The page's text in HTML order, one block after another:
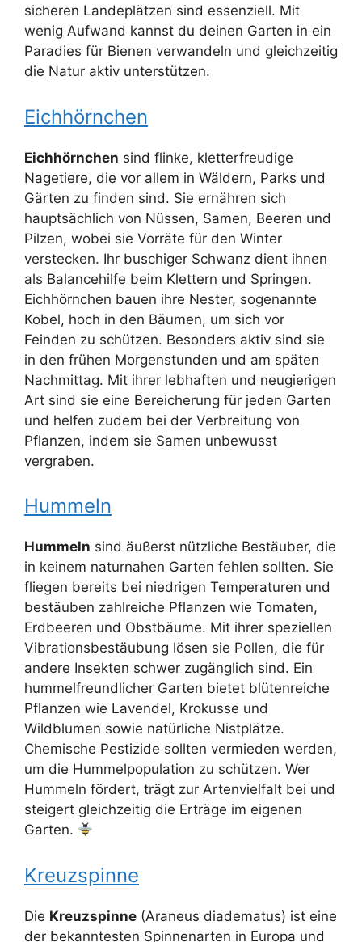
sicheren Landeplätzen sind essenziell. Mit
wenig Aufwand kannst du deinen Garten in ein
Paradies für Bienen verwandeln und gleichzeitig
die Natur aktiv unterstützen.
Eichhörnchen
Eichhörnchen sind flinke, kletterfreudige
Nagetiere, die vor allem in Wäldern, Parks und
Gärten zu finden sind. Sie ernähren sich
hauptsächlich von Nüssen, Samen, Beeren und
Pilzen, wobei sie Vorräte für den Winter
verstecken. Ihr buschiger Schwanz dient ihnen
als Balancehilfe beim Klettern und Springen.
Eichhörnchen bauen ihre Nester, sogenannte
Kobel, hoch in den Bäumen, um sich vor
Feinden zu schützen. Besonders aktiv sind sie
in den frühen Morgenstunden und am späten
Nachmittag. Mit ihrer lebhaften und neugierigen
Art sind sie eine Bereicherung für jeden Garten
und helfen zudem bei der Verbreitung von
Pflanzen, indem sie Samen unbewusst
vergraben.
Hummeln
Hummeln sind äußerst nützliche Bestäuber, die
in keinem naturnahen Garten fehlen sollten. Sie
fliegen bereits bei niedrigen Temperaturen und
bestäuben zahlreiche Pflanzen wie Tomaten,
Erdbeeren und Obstbäume. Mit ihrer speziellen
Vibrationsbestäubung lösen sie Pollen, die für
andere Insekten schwer zugänglich sind. Ein
hummelfreundlicher Garten bietet blütenreiche
Pflanzen wie Lavendel, Krokusse und
Wildblumen sowie natürliche Nistplätze.
Chemische Pestizide sollten vermieden werden,
um die Hummelpopulation zu schützen. Wer
Hummeln fördert, trägt zur Artenvielfalt bei und
steigert gleichzeitig die Erträge im eigenen
Garten.
Kreuzspinne
Die Kreuzspinne (Araneus diadematus) ist eine
der bekanntesten Spinnenarten in Europa und